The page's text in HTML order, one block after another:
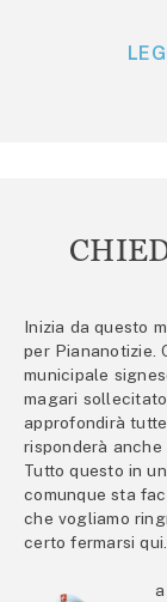
Inizia da questo
per Piananotizie.
municipale
magari
approfondirà
risponderà anche
Tutto questo in
comunque sta
che vogliamo
certo fermarsi qui.